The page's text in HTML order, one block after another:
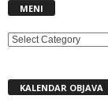
MENI
MENI
KALENDAR OBJAVA